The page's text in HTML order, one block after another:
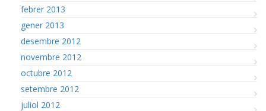
febrer 2013
gener 2013
desembre 2012
novembre 2012
octubre 2012
setembre 2012
juliol 2012